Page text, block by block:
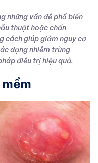
những vấn đề phổ biến
thuật hoặc chấn
cách giúp giảm nguy cơ
dạng nhiễm trùng
điều trị hiệu quả.